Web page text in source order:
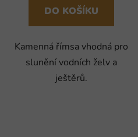
DO KOŠÍKU
Kamenná římsa vhodná pro
slunění vodních želv a
ještěrů.